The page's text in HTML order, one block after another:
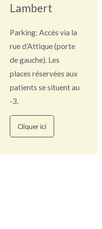
Lambert
Parking: Accès via la
rue d’Attique (porte
de gauche). Les
places réservées aux
patients se situent au
-3.
Cliquer ici